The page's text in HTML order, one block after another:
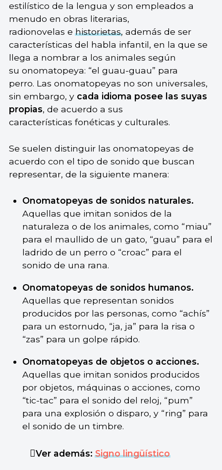
estilístico de la lengua y son empleados a
menudo en obras literarias,
radionovelas ehistorietas, además de ser
características del habla infantil, en la que se
llega a nombrar a los animales según
su onomatopeya: “el guau-guau” para
perro. Las onomatopeyas no son universales,
sin embargo, y cada idioma posee las suyas
propias, de acuerdo a sus
características fonéticas y culturales.
Se suelen distinguir las onomatopeyas de
acuerdo con el tipo de sonido que buscan
representar, de la siguiente manera:
Onomatopeyas de sonidos naturales.
Aquellas que imitan sonidos de la
naturaleza o de los animales, como “miau”
para el maullido de un gato, “guau” para el
ladrido de un perro o “croac” para el
sonido de una rana.
Onomatopeyas de sonidos humanos.
Aquellas que representan sonidos
producidos por las personas, como “achís”
para un estornudo, “ja, ja” para la risa o
“zas” para un golpe rápido.
Onomatopeyas de objetos o acciones.
Aquellas que imitan sonidos producidos
por objetos, máquinas o acciones, como
“tic-tac” para el sonido del reloj, “pum”
para una explosión o disparo, y “ring” para
el sonido de un timbre.
Ver además:Signo lingüístico